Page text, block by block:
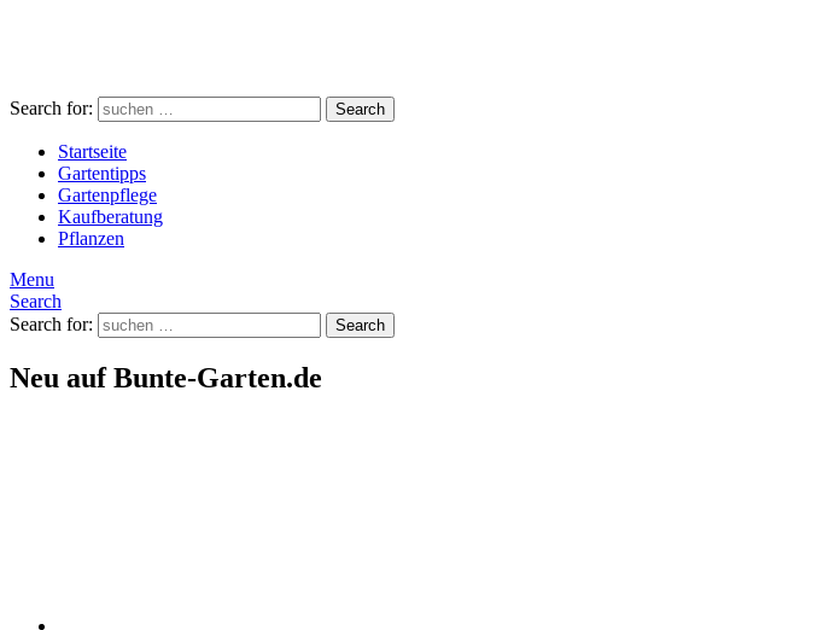
Search for: Search
Startseite
Gartentipps
Gartenpflege
Kaufberatung
Pflanzen
Menu
Search
Search for:
Search
Neu auf Bunte-Garten.de